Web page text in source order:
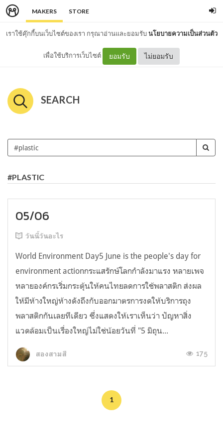
MAKERS STORE
เราใช้คุ๊กกี้บนเว็บไซต์ของเรา กรุณาอ่านและยอมรับนโยบายความเป็นส่วนตัว
เพื่อใช้บริการเว็บไซต์ ยอมรับ ไม่ยอมรับ
SEARCH
#PLASTIC
05/06
วันนี้วันอะไร
World Environment Day5 June is the people's day for
environment actionกระแสรักษ์โลกกำลังมาแรง หลายเพจ
หลายองค์กรเริ่มกระตุ้นให้คนไทยลดการใช้พลาสติก ส่งผล
ให้มีห้างใหญ่ห้างดังถึงกับออกมาตรการงดให้บริการถุง
พลาสติกกันเลยทีเดียว ซึ่งแสดงให้เราเห็นว่า ปัญหาสิ่ง
แวดล้อมเป็นเรื่องใหญ่ไม่ใช่น้อยวันที่ "5 มิถุน...
สองสามสี 175
1